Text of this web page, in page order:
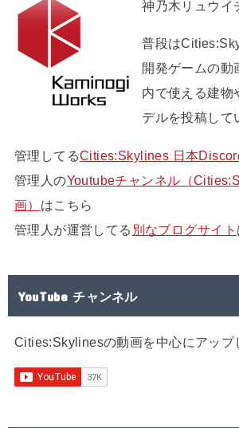
神乃木リュウイ
普段は
開発ゲームの動
内で使える建物
デルを投稿して
管理してるCities:Skylines 日本
管理人のYoutubeチャンネル（
画） はこちら
管理人が運営してる 別なブログサイト
YouTube チャンネル
Cities:Skylinesの動画を中心にアップ